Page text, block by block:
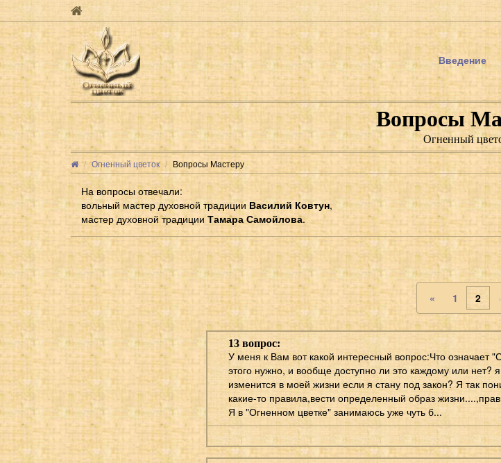
Введение
Вопросы
Огненный
Огненный цветок Вопросы Мастеру
На вопросы отвечали:
вольный мастер духовной традиции Василий Ковтун,
мастер духовной традиции Тамара Самойлова.
« 1 2
13 вопрос:
У меня к Вам вот какой интересный вопрос:Что означает
этого нужно, и вообще доступно ли это каждому или
изменится в моей жизни если я стану под закон? Я так
какие-то правила,вести определенный образ
Я в "Огненном цветке" занимаюсь уже чуть б...